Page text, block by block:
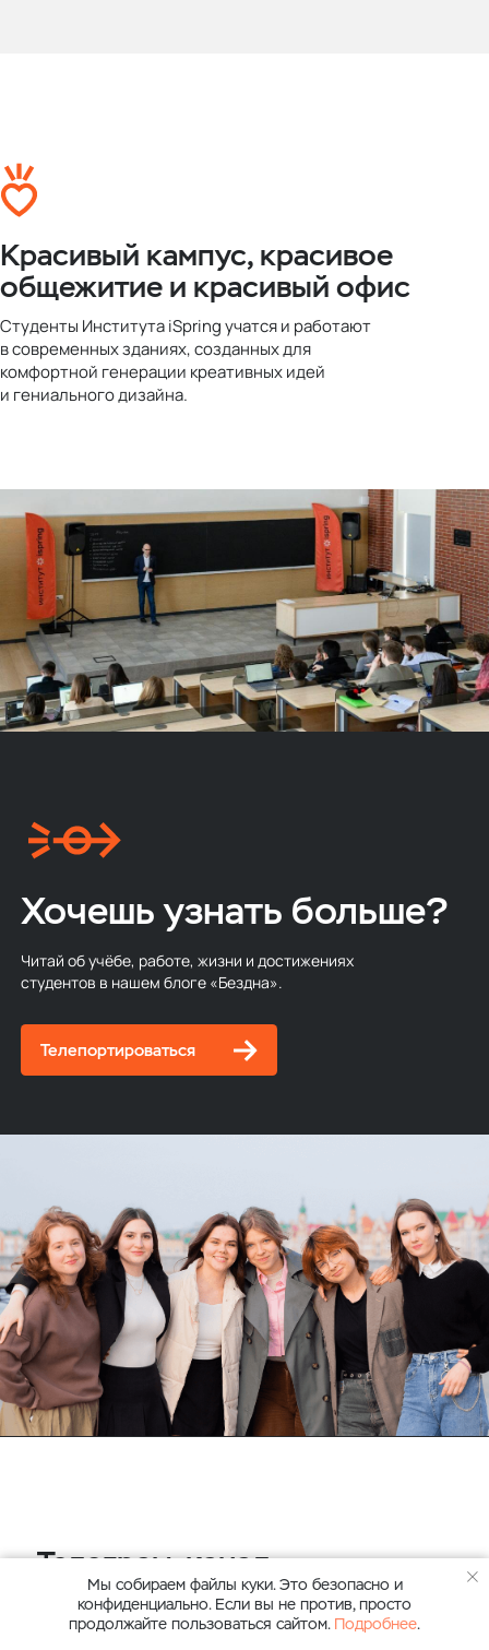
Красивый кампус, красивое
общежитие и красивый офис
Студенты Института iSpring учатся и работают
в современных зданиях, созданных для
комфортной генерации креативных идей
и гениального дизайна.
Хочешь узнать больше?
Читай об учёбе, работе, жизни и достижениях
студентов в нашем блоге «Бездна».
Телепортироваться
Телеграм-канал
для абитуриентов
и их родителей
Мы собираем файлы куки. Это безопасно и
конфиденциально. Если вы не против, просто
продолжайте пользоваться сайтом. Подробнее.